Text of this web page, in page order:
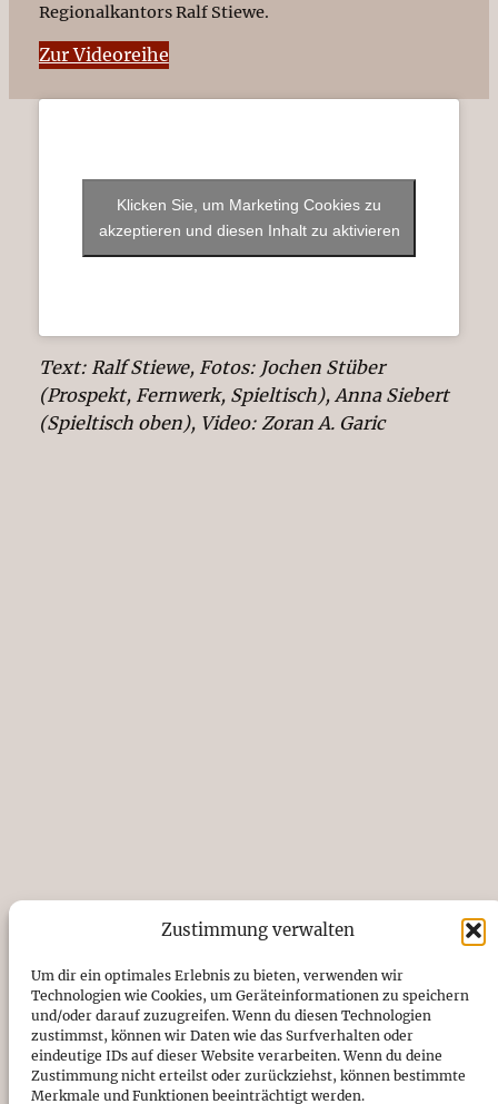
Zustimmung verwalten
Um dir ein optimales Erlebnis zu bieten, verwenden wir
Technologien wie Cookies, um Geräteinformationen zu speichern
und/oder darauf zuzugreifen. Wenn du diesen Technologien
zustimmst, können wir Daten wie das Surfverhalten oder
eindeutige IDs auf dieser Website verarbeiten. Wenn du deine
Zustimmung nicht erteilst oder zurückziehst, können bestimmte
Merkmale und Funktionen beeinträchtigt werden.
Regionalkantors Ralf Stiewe.
Zur Videoreihe
Klicken Sie, um Marketing Cookies zu
akzeptieren und diesen Inhalt zu aktivieren
Text: Ralf Stiewe, Fotos: Jochen Stüber
(Prospekt, Fernwerk, Spieltisch), Anna Siebert
(Spieltisch oben), Video: Zoran A. Garic